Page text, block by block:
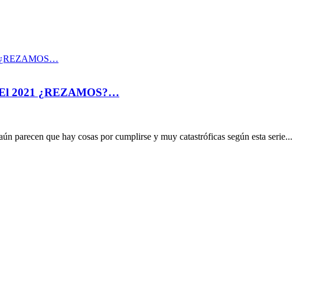
2021 ¿REZAMOS?…
parecen que hay cosas por cumplirse y muy catastróficas según esta serie...